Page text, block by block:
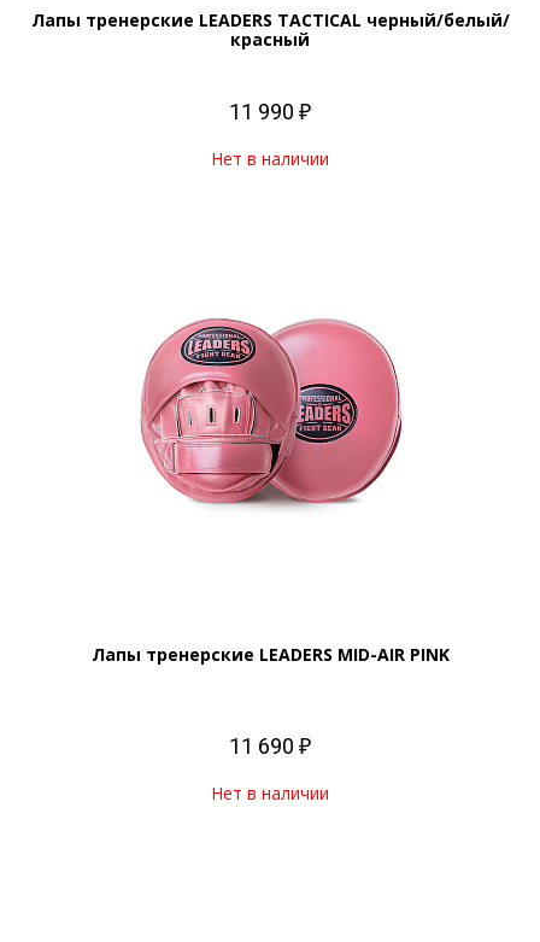
Лапы тренерские LEADERS TACTICAL черный/белый/
красный
11 990 ₽
Нет в наличии
Лапы тренерские LEADERS MID-AIR PINK
11 690 ₽
Нет в наличии